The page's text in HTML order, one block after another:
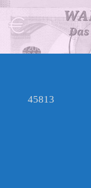
45813